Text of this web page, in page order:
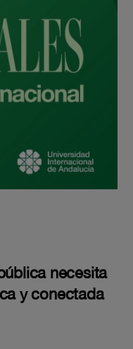
necesita
y conectada